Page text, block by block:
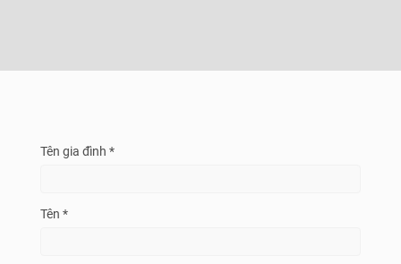
Tên gia đình *
Tên *